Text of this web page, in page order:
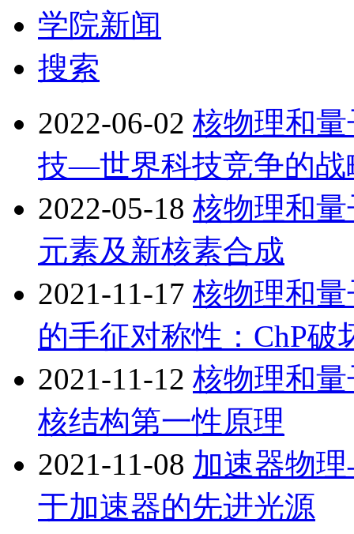
学院新闻
搜索
2022-06-02 核物理和
技—世界科技竞争的战
2022-05-18 核物理和
元素及新核素合成
2021-11-17 核物理和
的手征对称性：ChP破
2021-11-12 核物理和
核结构第一性原理
2021-11-08 加速器物
于加速器的先进光源